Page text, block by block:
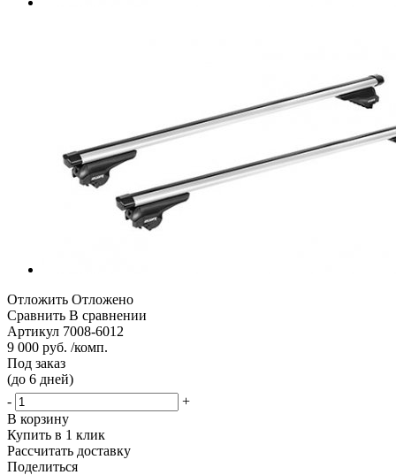
Отложить Отложено
Сравнить В сравнении
Артикул 7008-6012
9 000 руб. /комп.
Под заказ
(до 6 дней)
-
+
В корзину
Купить в 1 клик
Рассчитать доставку
Поделиться